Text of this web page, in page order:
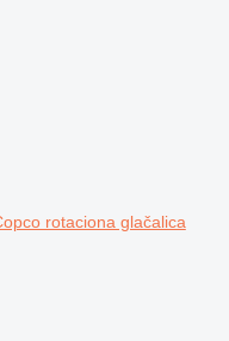
rotaciona glačalica